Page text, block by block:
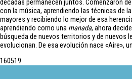
décadas permanecen juntos. Comenzaron
con la música, aprendiendo las técnicas de
mayores y recibiendo lo mejor de esa
aprendiendo como una manada, ahora
búsqueda de nuevos territorios y de nuevos
evolucionan. De esa evolución nace «Aire»,
160519